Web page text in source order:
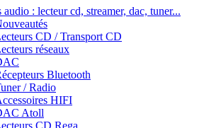
audio : lecteur cd, streamer, dac, tuner...
CD / Transport CD
réseaux
Bluetooth
/ Radio
HIFI
Atoll
CD Rega